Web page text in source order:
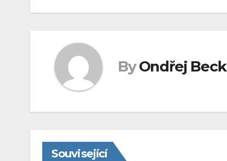
příspěvek
By Ondřej Beck
Související